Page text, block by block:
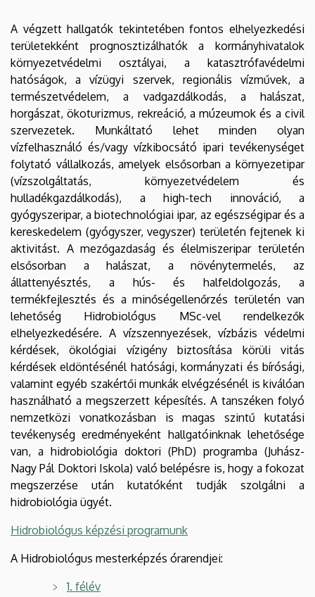
A végzett hallgatók tekintetében fontos elhelyezkedési
területekként prognosztizálhatók a kormányhivatalok
környezetvédelmi osztályai, a katasztrófavédelmi
hatóságok, a vízügyi szervek, regionális vízművek, a
természetvédelem, a vadgazdálkodás, a halászat,
horgászat, ökoturizmus, rekreáció, a múzeumok és a civil
szervezetek. Munkáltató lehet minden olyan
vízfelhasználó és/vagy vízkibocsátó ipari tevékenységet
folytató vállalkozás, amelyek elsősorban a környezetipar
(vízszolgáltatás, környezetvédelem és
hulladékgazdálkodás), a high-tech innováció, a
gyógyszeripar, a biotechnológiai ipar, az egészségipar és a
kereskedelem (gyógyszer, vegyszer) területén fejtenek ki
aktivitást. A mezőgazdaság és élelmiszeripar területén
elsősorban a halászat, a növénytermelés, az
állattenyésztés, a hús- és halfeldolgozás, a
termékfejlesztés és a minőségellenőrzés területén van
lehetőség Hidrobiológus MSc-vel rendelkezők
elhelyezkedésére. A vízszennyezések, vízbázis védelmi
kérdések, ökológiai vízigény biztosítása körüli vitás
kérdések eldöntésénél hatósági, kormányzati és bírósági,
valamint egyéb szakértői munkák elvégzésénél is kiválóan
használható a megszerzett képesítés. A tanszéken folyó
nemzetközi vonatkozásban is magas szintű kutatási
tevékenység eredményeként hallgatóinknak lehetősége
van, a hidrobiológia doktori (PhD) programba (Juhász-
Nagy Pál Doktori Iskola) való belépésre is, hogy a fokozat
megszerzése után kutatóként tudják szolgálni a
hidrobiológia ügyét.
Hidrobiológus képzési programunk
A Hidrobiológus mesterképzés órarendjei:
1. félév